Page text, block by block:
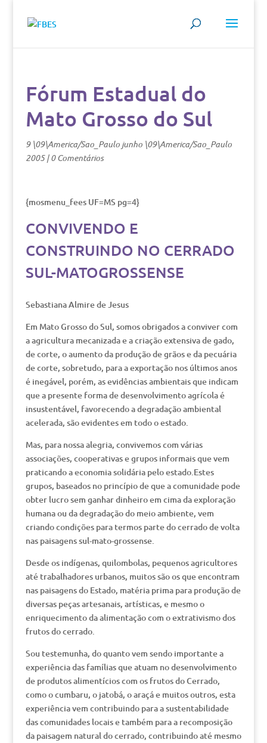
Fórum Estadual do
Mato Grosso do Sul
9 \09\America/Sao_Paulo junho \09\America/Sao_Paulo
2005|0 Comentários
{mosmenu_fees UF=MS pg=4}
CONVIVENDO E
CONSTRUINDO NO CERRADO
SUL-MATOGROSSENSE
Sebastiana Almire de Jesus
Em Mato Grosso do Sul, somos obrigados a conviver com
a agricultura mecanizada e a criação extensiva de gado,
de corte, o aumento da produção de grãos e da pecuária
de corte, sobretudo, para a exportação nos últimos anos
é inegável, porém, as evidências ambientais que indicam
que a presente forma de desenvolvimento agrícola é
insustentável, favorecendo a degradação ambiental
acelerada, são evidentes em todo o estado.
Mas, para nossa alegria, convivemos com várias
associações, cooperativas e grupos informais que vem
praticando a economia solidária pelo estado.Estes
grupos, baseados no princípio de que a comunidade pode
obter lucro sem ganhar dinheiro em cima da exploração
humana ou da degradação do meio ambiente, vem
criando condições para termos parte do cerrado de volta
nas paisagens sul-mato-grossense.
Desde os indígenas, quilombolas, pequenos agricultores
até trabalhadores urbanos, muitos são os que encontram
nas paisagens do Estado, matéria prima para produção de
diversas peças artesanais, artísticas, e mesmo o
enriquecimento da alimentação com o extrativismo dos
frutos do cerrado.
Sou testemunha, do quanto vem sendo importante a
experiência das famílias que atuam no desenvolvimento
de produtos alimentícios com os frutos do Cerrado,
como o cumbaru, o jatobá, o araçá e muitos outros, esta
experiência vem contribuindo para a sustentabilidade
das comunidades locais e também para a recomposição
da paisagem natural do cerrado, contribuindo até mesmo